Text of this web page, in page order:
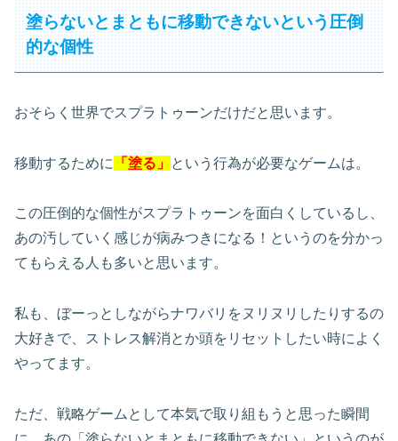
塗らないとまともに移動できないという圧倒
的な個性
おそらく世界でスプラトゥーンだけだと思います。
移動するために 「塗る」 という行為が必要なゲームは。
この圧倒的な個性がスプラトゥーンを面白くしているし、
あの汚していく感じが病みつきになる！というのを分かっ
てもらえる人も多いと思います。
私も、ぼーっとしながらナワバリをヌリヌリしたりするの
大好きで、ストレス解消とか頭をリセットしたい時によく
やってます。
ただ、戦略ゲームとして本気で取り組もうと思った瞬間